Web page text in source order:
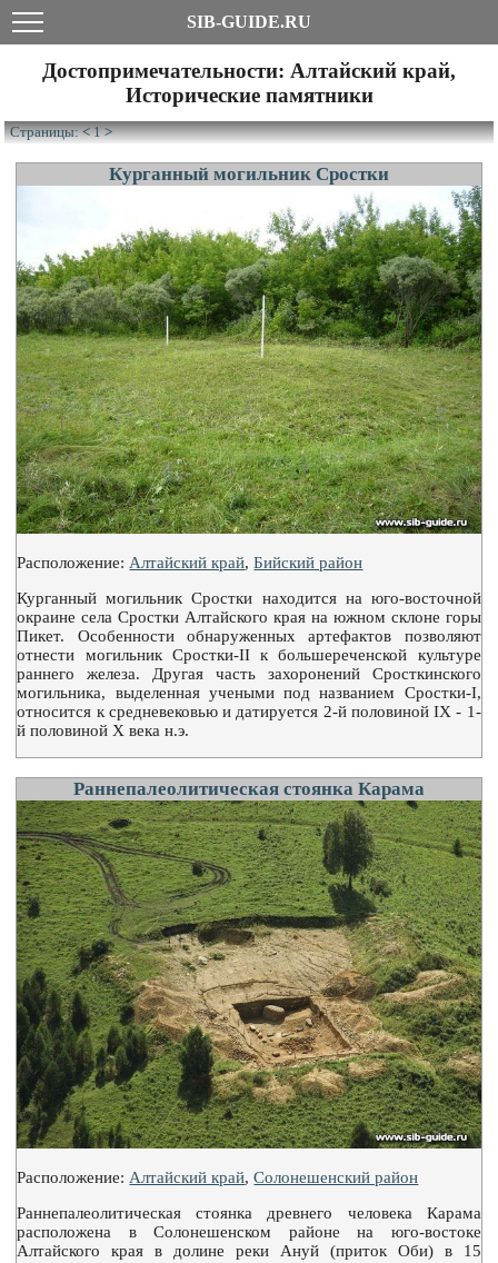
SIB-GUIDE.RU
Достопримечательности: Алтайский край,
Исторические памятники
Страницы:< 1 >
Курганный могильник Сростки
Расположение:Алтайский край,Бийский район
Курганный могильник Сростки находится на юго-восточной
окраине села Сростки Алтайского края на южном склоне горы
Пикет. Особенности обнаруженных артефактов позволяют
отнести могильник Сростки-II к большереченской культуре
раннего железа. Другая часть захоронений Сросткинского
могильника, выделенная учеными под названием Сростки-I,
относится к средневековью и датируется 2-й половиной IX - 1-
й половиной X века н.э.
Раннепалеолитическая стоянка Карама
Расположение:Алтайский край,Солонешенский район
Раннепалеолитическая стоянка древнего человека Карама
расположена в Солонешенском районе на юго-востоке
Алтайского края в долине реки Ануй (приток Оби) в 15